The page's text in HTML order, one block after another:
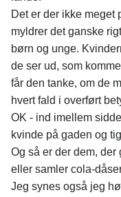
Det er der ikke meget
myldrer det ganske
børn og unge.
de ser ud, som
får den tanke, om de
hvert fald i overført
OK - ind imellem
kvinde på gaden og
Og så er der dem,
eller samler cola-
Jeg synes også jeg